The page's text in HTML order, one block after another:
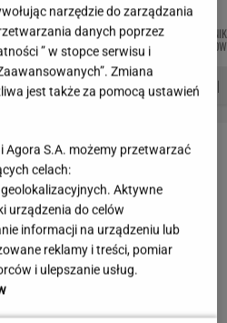
JOANNA
CHOJNACKA
MARTA
NOWAK
DOMINIK
ZNAK Z '30' WISŁAWA SZYMBORSKA
OKAZJE
narzędzie do zarządzania
danych poprzez
” w stopce serwisu i
Zmiana
jest także za pomocą ustawień
Agora S.A. możemy przetwarzać
celach:
Aktywne
urządzenia do celów
informacji na urządzeniu lub
reklamy i treści, pomiar
i ulepszanie usług.